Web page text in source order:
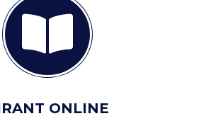
ONLINE